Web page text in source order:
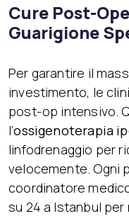
Cure Post-
Guarigione
Per garantire il
investimento, le
post-op intensivo.
l’ossigenoterapia
linfodrenaggio per
velocemente. Ogni
coordinatore
su 24 a Istanbul